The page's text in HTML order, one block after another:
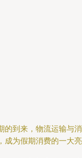
的到来，物流运输与
成为假期消费的一大亮